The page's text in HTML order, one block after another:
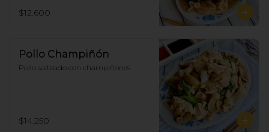
$12.600
Pollo Champiñón
Pollo salteado con champiñones
$14.250